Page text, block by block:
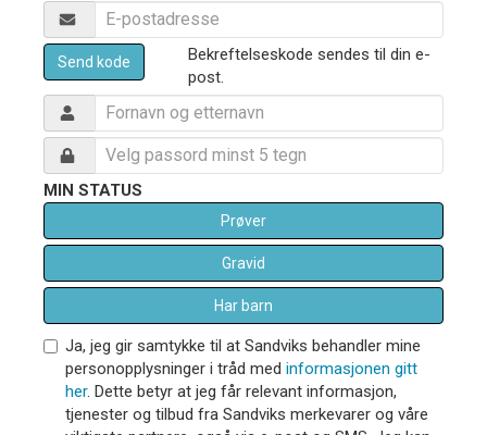
Send kode
Bekreftelseskode sendes til din e-
post.
MIN STATUS
Prøver
Gravid
Har barn
Ja, jeg gir samtykke til at Sandviks behandler mine
personopplysninger i tråd med informasjonen gitt
her. Dette betyr at jeg får relevant informasjon,
tjenester og tilbud fra Sandviks merkevarer og våre